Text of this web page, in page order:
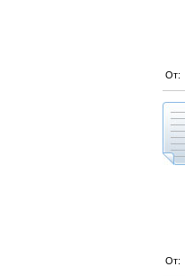
От:
От: